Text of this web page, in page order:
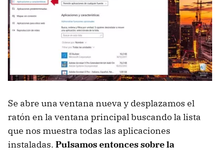
Se abre una ventana nueva y desplazamos el
ratón en la ventana principal buscando la lista
que nos muestra todas las aplicaciones
instaladas. Pulsamos entonces sobre la